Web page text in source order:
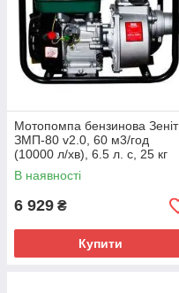
Мотопомпа бензинова Зеніт
ЗМП-80 v2.0, 60 м3/год
(10000 л/хв), 6.5 л. с, 25 кг
В наявності
6 929 ₴
Купити